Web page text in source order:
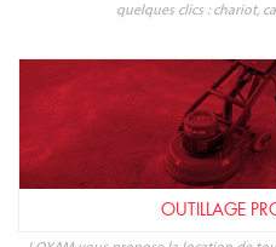
quelques clics : chariot,
OUTILLAGE